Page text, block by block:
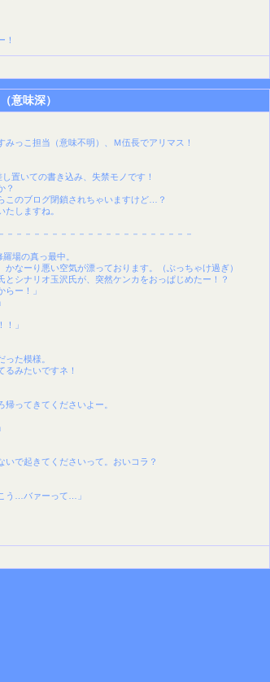
！
意味深）
っこ担当（意味不明）、Ｍ伍長でアリマス！
置いての書き込み、失禁モノです！
？
のブログ閉鎖されちゃいますけど…？
しますね。
－－－－－－－－－－－－－－－－－－－－－
場の真っ最中。
なーり悪い空気が漂っております。（ぶっちゃけ過ぎ）
とシナリオ玉沢氏が、突然ケンカをおっぱじめたー！？
らー！」
！」
った模様。
るみたいですネ！
ってきてくださいよー。
で起きてくださいって。おいコラ？
う…バァーって…」